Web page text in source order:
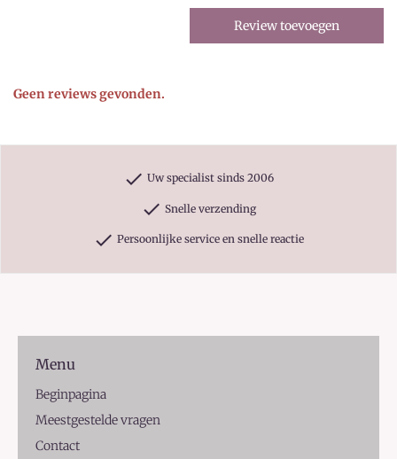
Review toevoegen
Geen reviews gevonden.
check Uw specialist sinds 2006
check Snelle verzending
check Persoonlijke service en snelle reactie
Menu
Beginpagina
Meestgestelde vragen
Contact